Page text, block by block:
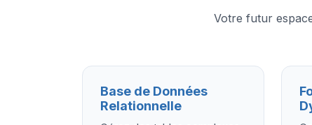
Votre futur
Base de Données
Relationnelle